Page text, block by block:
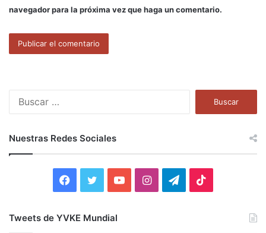
navegador para la próxima vez que haga un comentario.
r
:
Nuestras Redes Sociales
I
Tweets de YVKE Mundial